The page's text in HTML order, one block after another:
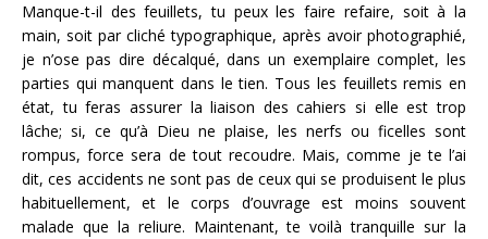
Manque-t-il des feuillets, tu peux les faire refaire, soit à la
main, soit par cliché typographique, après avoir photographié,
je n’ose pas dire décalqué, dans un exemplaire complet, les
parties qui manquent dans le tien. Tous les feuillets remis en
état, tu feras assurer la liaison des cahiers si elle est trop
lâche; si, ce qu’à Dieu ne plaise, les nerfs ou ficelles sont
rompus, force sera de tout recoudre. Mais, comme je te l’ai
dit, ces accidents ne sont pas de ceux qui se produisent le plus
habituellement, et le corps d’ouvrage est moins souvent
malade que la reliure. Maintenant, te voilà tranquille sur la